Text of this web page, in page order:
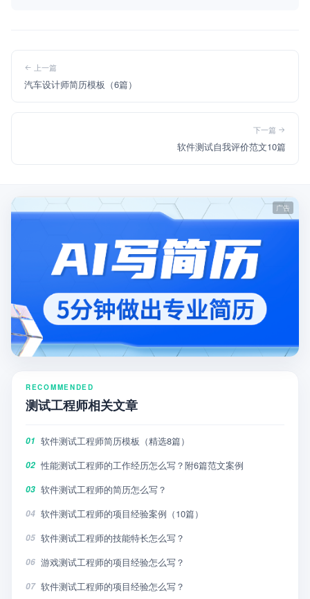
上一篇
汽车设计师简历模板（6篇）
下一篇
软件测试自我评价范文10篇
RECOMMENDED
测试工程师相关文章
01 软件测试工程师简历模板（精选8篇）
02 性能测试工程师的工作经历怎么写？附6篇范文案例
03 软件测试工程师的简历怎么写？
04 软件测试工程师的项目经验案例（10篇）
05 软件测试工程师的技能特长怎么写？
06 游戏测试工程师的项目经验怎么写？
07 软件测试工程师的项目经验怎么写？